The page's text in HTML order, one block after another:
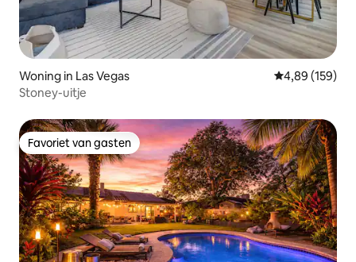
Woning in Las Vegas Gemiddelde
4,89 (159)
Stoney-uitje
Favoriet van gasten
Favoriet van gasten